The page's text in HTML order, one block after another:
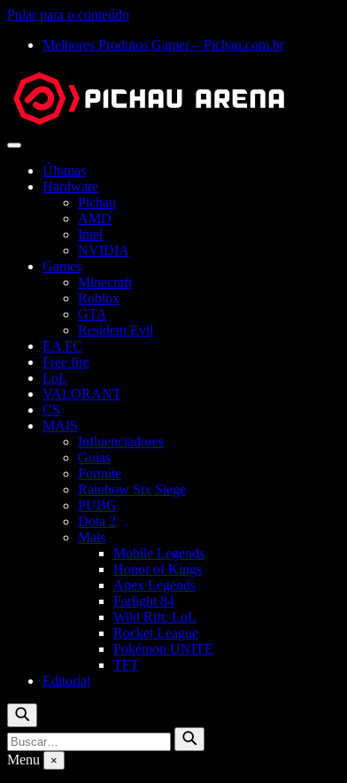
Pular para o conteúdo
Melhores Produtos Gamer – Pichau.com.br
Abrir
Últimas
Hardware
Pichau
AMD
Intel
NVIDIA
Games
Minecraft
Roblox
GTA
Resident Evil
EA FC
Free fire
LoL
VALORANT
CS
MAIS
Influenciadores
Guias
Fortnite
Rainbow Six Siege
PUBG
Dota 2
Mais
Mobile Legends
Honor of Kings
Apex Legends
Farlight 84
Wild Rift: LoL
Rocket League
Pokémon UNITE
TFT
Editorial
Buscar
Buscar
por:
Buscar
Menu ×